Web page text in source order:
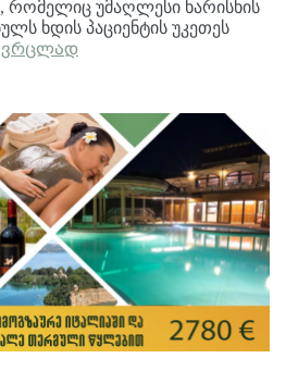
რომელიც უმაღლესი ხარისხის
ხდის პაციენტის უკეთეს
ვრცლად